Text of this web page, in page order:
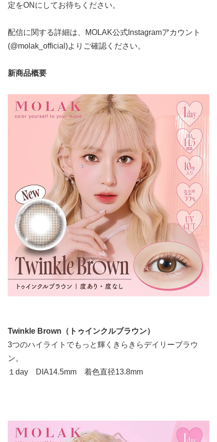
定をONにしてお待ちください。
配信に関する詳細は、MOLAK公式Instagramアカウント
(@molak_official)よりご確認ください。
新商品概要
Twinkle Brown（トゥインクルブラウン）
3つのハイライトでもっと輝くきらきらデイリーブラウ
ン。
１day DIA14.5mm 着色直径13.8mm